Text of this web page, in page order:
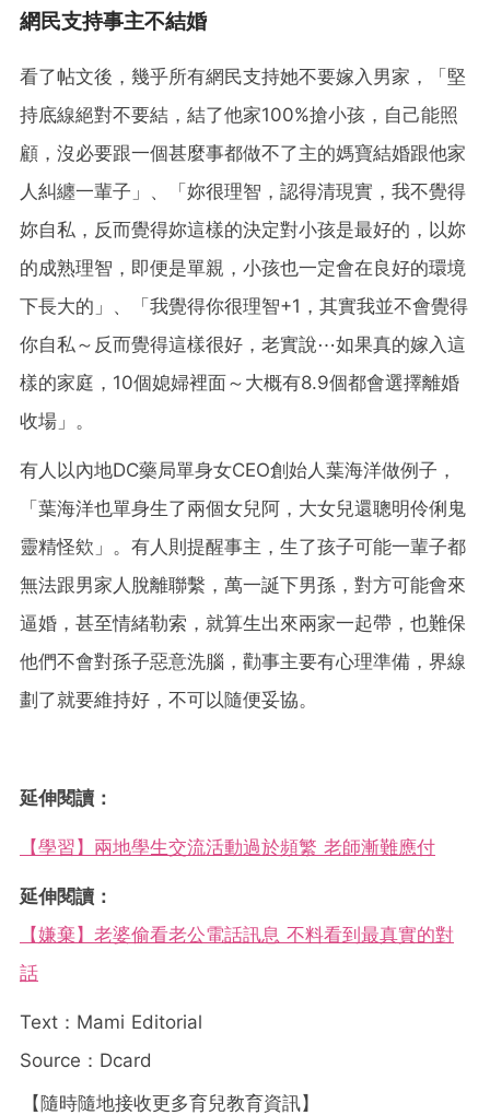
網民支持事主不結婚
看了帖文後，幾乎所有網民支持她不要嫁入男家，「堅
持底線絕對不要結，結了他家100%搶小孩，自己能照
顧，沒必要跟一個甚麼事都做不了主的媽寶結婚跟他家
人糾纏一輩子」、「妳很理智，認得清現實，我不覺得
妳自私，反而覺得妳這樣的決定對小孩是最好的，以妳
的成熟理智，即便是單親，小孩也一定會在良好的環境
下長大的」、「我覺得你很理智+1，其實我並不會覺得
你自私～反而覺得這樣很好，老實說⋯如果真的嫁入這
樣的家庭，10個媳婦裡面～大概有8.9個都會選擇離婚
收場」。
有人以內地DC藥局單身女CEO創始人葉海洋做例子，
「葉海洋也單身生了兩個女兒阿，大女兒還聰明伶俐鬼
靈精怪欸」。有人則提醒事主，生了孩子可能一輩子都
無法跟男家人脫離聯繫，萬一誕下男孫，對方可能會來
逼婚，甚至情緒勒索，就算生出來兩家一起帶，也難保
他們不會對孫子惡意洗腦，勸事主要有心理準備，界線
劃了就要維持好，不可以隨便妥協。
延伸閱讀：
【學習】兩地學生交流活動過於頻繁 老師漸難應付
延伸閱讀：
【嫌棄】老婆偷看老公電話訊息 不料看到最真實的對
話
Text：Mami Editorial
Source：Dcard
【隨時隨地接收更多育兒教育資訊】